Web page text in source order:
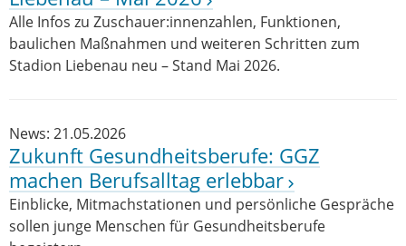
Alle Infos zu Zuschauer:innenzahlen, Funktionen,
baulichen Maßnahmen und weiteren Schritten zum
Stadion Liebenau neu – Stand Mai 2026.
News: 21.05.2026
Zukunft Gesundheitsberufe: GGZ
machen Berufsalltag erlebbar
Einblicke, Mitmachstationen und persönliche Gespräche
sollen junge Menschen für Gesundheitsberufe